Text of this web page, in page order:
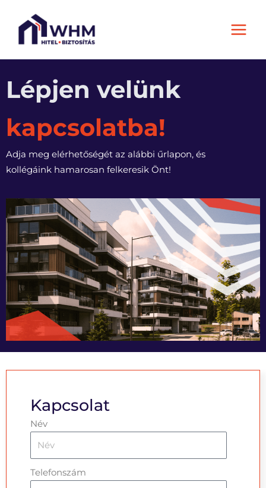
Lépjen velünk
kapcsolatba!
Adja meg elérhetőségét az alábbi űrlapon, és
kollégáink hamarosan felkeresik Önt!
Kapcsolat
Név
Telefonszám